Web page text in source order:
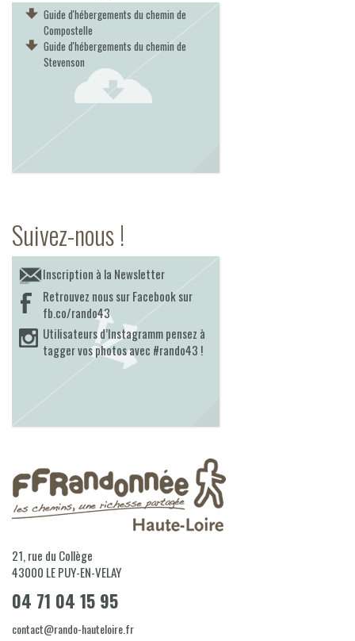
Guide d'hébergements du chemin de
Compostelle
Guide d'hébergements du chemin de
Stevenson
Suivez-nous !
Inscription à la Newsletter
Retrouvez nous sur Facebook sur
fb.co/rando43
Utilisateurs d’Instagramm pensez à
tagger vos photos avec #rando43 !
21, rue du Collège
43000 LE PUY-EN-VELAY
04 71 04 15 95
contact@rando-hauteloire.fr